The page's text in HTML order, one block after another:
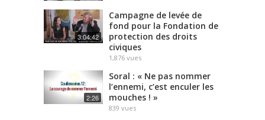
3:04:42
Campagne de levée de
fond pour la Fondation de
protection des droits
civiques
1,876 vues
2:26
Soral : « Ne pas nommer
l’ennemi, c’est enculer les
mouches ! »
839 vues